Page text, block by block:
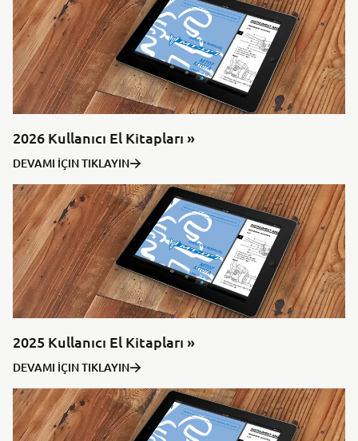
2026 Kullanıcı El Kitapları »
DEVAMI İÇIN TIKLAYIN
2025 Kullanıcı El Kitapları »
DEVAMI İÇIN TIKLAYIN